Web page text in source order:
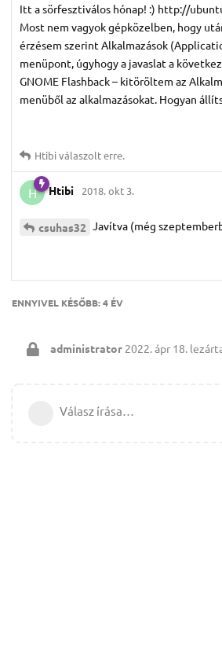
Itt a sörfesztiválos hónap! :) http://
Most nem vagyok gépközelben, hogy
érzésem szerint Alkalmazások
menüpont, úgyhogy a javaslat a
GNOME Flashback – kitöröltem az
menüből az alkalmazásokat. Hogyan
Htibiválaszolt erre.
H Htibi 2018. okt 3.
csuhas32 Javítva (még
ENNYIVEL KÉSŐBB:4 ÉV
administrator 2022. ápr 18.
Válasz írása…